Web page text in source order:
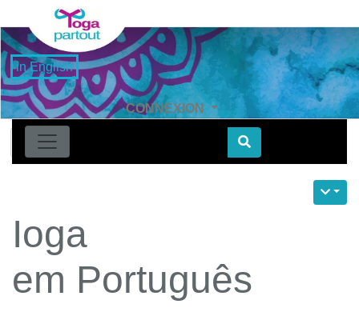
in English
CONNEXION
Find
Ioga
em Português